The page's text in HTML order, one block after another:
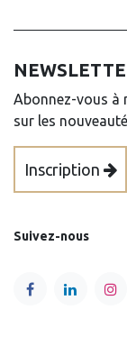
Abonnez-vous à
sur les
Inscription
Suivez-nous